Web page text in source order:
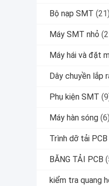
Bộ nạp SMT (21)
Máy SMT nhỏ
Máy hái và đặt
Dây chuyền lắp
Phụ kiện SMT
Máy hàn sóng (6)
Trình dỡ tải PCB
BĂNG TẢI PCB
kiểm tra quang